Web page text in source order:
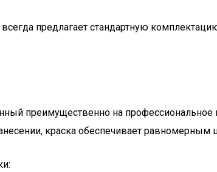
предлагает стандартную
преимущественно на
краска обеспечивает равномерным